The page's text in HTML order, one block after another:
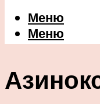
Меню
Меню